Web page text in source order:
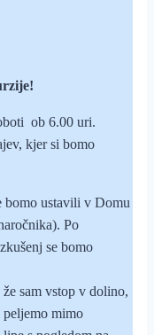
ob 6.00 uri.
kjer si bomo
bomo ustavili v Domu
Po
se bomo
že sam vstop v dolino,
mimo